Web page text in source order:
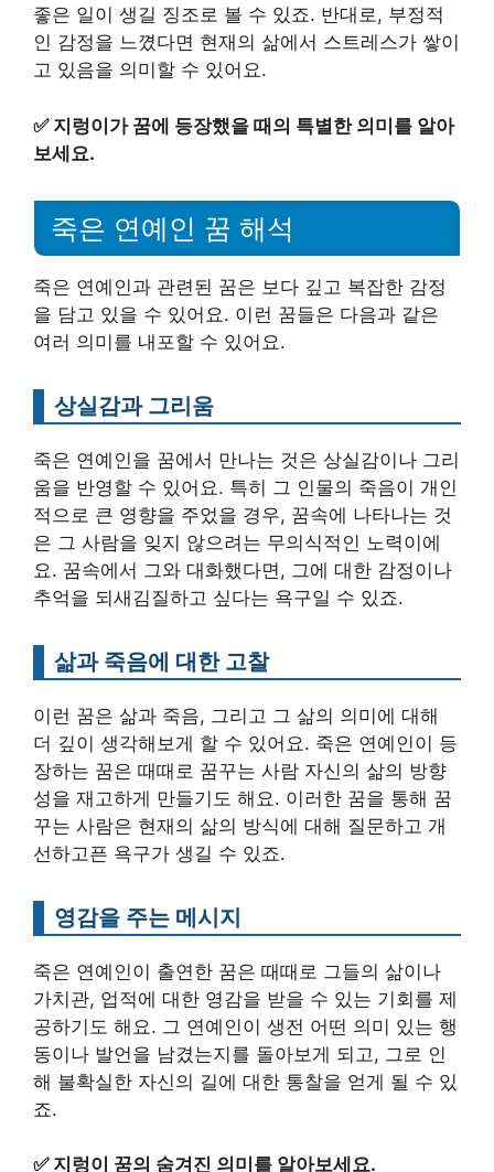
좋은 일이 생길 징조로 볼 수 있죠. 반대로, 부정적
인 감정을 느꼈다면 현재의 삶에서 스트레스가 쌓이
고 있음을 의미할 수 있어요.
✅ 지렁이가 꿈에 등장했을 때의 특별한 의미를 알아
보세요.
죽은 연예인 꿈 해석
죽은 연예인과 관련된 꿈은 보다 깊고 복잡한 감정
을 담고 있을 수 있어요. 이런 꿈들은 다음과 같은
여러 의미를 내포할 수 있어요.
상실감과 그리움
죽은 연예인을 꿈에서 만나는 것은 상실감이나 그리
움을 반영할 수 있어요. 특히 그 인물의 죽음이 개인
적으로 큰 영향을 주었을 경우, 꿈속에 나타나는 것
은 그 사람을 잊지 않으려는 무의식적인 노력이에
요. 꿈속에서 그와 대화했다면, 그에 대한 감정이나
추억을 되새김질하고 싶다는 욕구일 수 있죠.
삶과 죽음에 대한 고찰
이런 꿈은 삶과 죽음, 그리고 그 삶의 의미에 대해
더 깊이 생각해보게 할 수 있어요. 죽은 연예인이 등
장하는 꿈은 때때로 꿈꾸는 사람 자신의 삶의 방향
성을 재고하게 만들기도 해요. 이러한 꿈을 통해 꿈
꾸는 사람은 현재의 삶의 방식에 대해 질문하고 개
선하고픈 욕구가 생길 수 있죠.
영감을 주는 메시지
죽은 연예인이 출연한 꿈은 때때로 그들의 삶이나
가치관, 업적에 대한 영감을 받을 수 있는 기회를 제
공하기도 해요. 그 연예인이 생전 어떤 의미 있는 행
동이나 발언을 남겼는지를 돌아보게 되고, 그로 인
해 불확실한 자신의 길에 대한 통찰을 얻게 될 수 있
죠.
✅ 지렁이 꿈의 숨겨진 의미를 알아보세요.